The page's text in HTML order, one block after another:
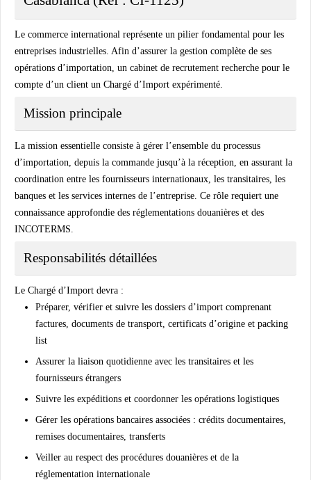
Le commerce international représente un pilier fondamental pour les
entreprises industrielles. Afin d’assurer la gestion complète de ses
opérations d’importation, un cabinet de recrutement recherche pour le
compte d’un client un Chargé d’Import expérimenté.
Mission principale
La mission essentielle consiste à gérer l’ensemble du processus
d’importation, depuis la commande jusqu’à la réception, en assurant la
coordination entre les fournisseurs internationaux, les transitaires, les
banques et les services internes de l’entreprise. Ce rôle requiert une
connaissance approfondie des réglementations douanières et des
INCOTERMS.
Responsabilités détaillées
Le Chargé d’Import devra :
Préparer, vérifier et suivre les dossiers d’import comprenant
factures, documents de transport, certificats d’origine et packing
list
Assurer la liaison quotidienne avec les transitaires et les
fournisseurs étrangers
Suivre les expéditions et coordonner les opérations logistiques
Gérer les opérations bancaires associées : crédits documentaires,
remises documentaires, transferts
Veiller au respect des procédures douanières et de la
réglementation internationale